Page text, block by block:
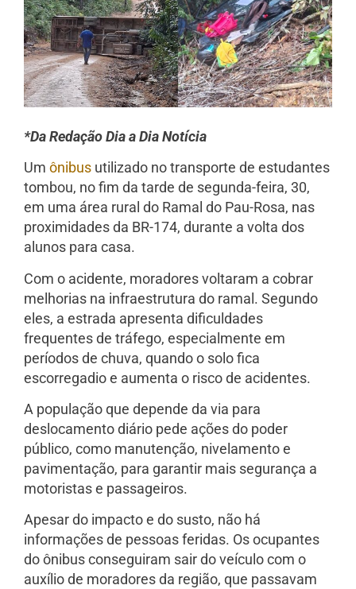
*Da Redação Dia a Dia Notícia
Um ônibus utilizado no transporte de estudantes
tombou, no fim da tarde de segunda-feira, 30,
em uma área rural do Ramal do Pau-Rosa, nas
proximidades da BR-174, durante a volta dos
alunos para casa.
Com o acidente, moradores voltaram a cobrar
melhorias na infraestrutura do ramal. Segundo
eles, a estrada apresenta dificuldades
frequentes de tráfego, especialmente em
períodos de chuva, quando o solo fica
escorregadio e aumenta o risco de acidentes.
A população que depende da via para
deslocamento diário pede ações do poder
público, como manutenção, nivelamento e
pavimentação, para garantir mais segurança a
motoristas e passageiros.
Apesar do impacto e do susto, não há
informações de pessoas feridas. Os ocupantes
do ônibus conseguiram sair do veículo com o
auxílio de moradores da região, que passavam